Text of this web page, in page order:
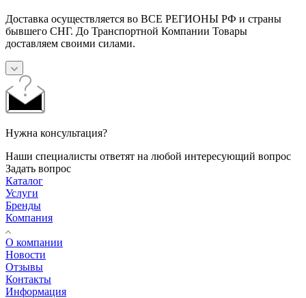
Доставка осуществляется во ВСЕ РЕГИОНЫ РФ и страны
бывшего СНГ. До Транспортной Компании Товары
доставляем своими силами.
Нужна консультация?
Наши специалисты ответят на любой интересующий вопрос
Задать вопрос
Каталог
Услуги
Бренды
Компания
О компании
Новости
Отзывы
Контакты
Информация